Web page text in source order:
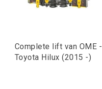
Complete lift van OME -
Toyota Hilux (2015 -)